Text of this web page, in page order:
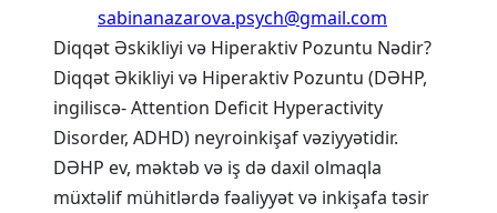
sabinanazarova.psych@gmail.com
Diqqət Əskikliyi və Hiperaktiv Pozuntu Nədir?
Diqqət Əkikliyi və Hiperaktiv Pozuntu (DƏHP,
ingiliscə- Attention Deficit Hyperactivity
Disorder, ADHD) neyroinkişaf vəziyyətidir.
DƏHP ev, məktəb və iş də daxil olmaqla
müxtəlif mühitlərdə fəaliyyət və inkişafa təsir